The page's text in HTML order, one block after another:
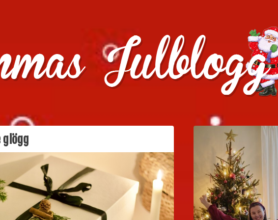
julklappstips, julkalendrar, adventskalendrar , julpyssel och julrecept!
glögg